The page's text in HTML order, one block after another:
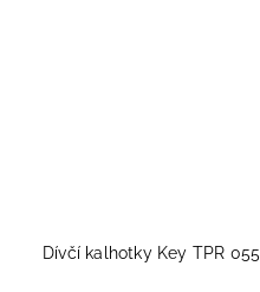
Dívčí kalhotky Key TPR 055